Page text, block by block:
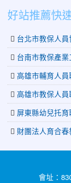
好站推薦快
台北市教保人員
台南市教保產業
高雄市輔育人
高雄市教保人
屏東縣幼兒托
財團法人育合
會址：